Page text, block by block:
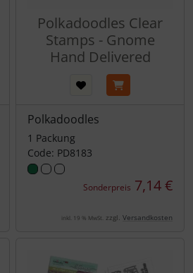
Polkadoodles Clear
Stamps - Gnome
Hand Delivered
Polkadoodles
1 Packung
Code: PD8183
Sonderpreis 7,14 €
inkl. 19 % MwSt. zzgl. Versandkosten